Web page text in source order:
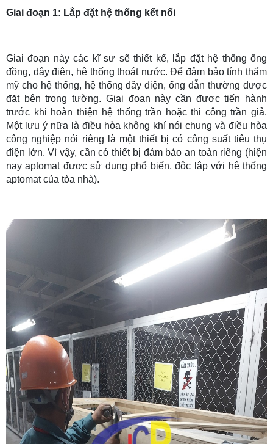
Giai đoạn 1: Lắp đặt hệ thống kết nối
Giai đoạn này các kĩ sư sẽ thiết kế, lắp đặt hệ thống ống
đồng, dây điện, hệ thống thoát nước. Để đảm bảo tính thẩm
mỹ cho hệ thống, hệ thống dây điện, ống dẫn thường được
đặt bên trong tường. Giai đoạn này cần được tiến hành
trước khi hoàn thiện hệ thống trần hoặc thi công trần giả.
Một lưu ý nữa là điều hòa không khí nói chung và điều hòa
công nghiệp nói riêng là một thiết bị có công suất tiêu thụ
điện lớn. Vì vậy, cần có thiết bị đảm bảo an toàn riêng (hiện
nay aptomat được sử dụng phổ biến, độc lập với hệ thống
aptomat của tòa nhà).